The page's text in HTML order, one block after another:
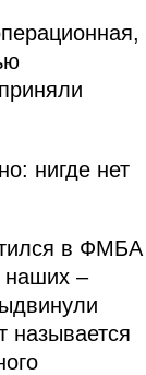
нигде нет
в ФМБА
наших –
называется